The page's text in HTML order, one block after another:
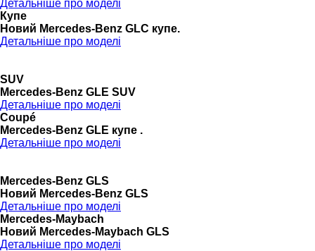
Детальніше про моделі
Купе
Новий Mercedes-Benz GLС купе.
Детальніше про моделі
SUV
Mercedes-Benz GLE SUV
Детальніше про моделі
Coupé
Mercedes-Benz GLE купе .
Детальніше про моделі
Mercedes-Benz GLS
Новий Mercedes-Benz GLS
Детальніше про моделі
Mercedes-Maybach
Новий Mercedes-Maybach GLS
Детальніше про моделі